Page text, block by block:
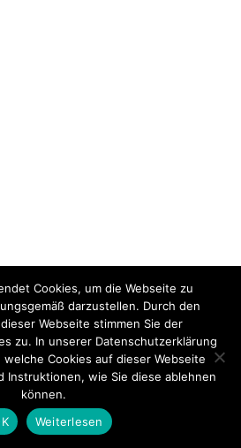
Cookies, um die Webseite zu
darzustellen. Durch den
Webseite stimmen Sie der
zu. In unserer Datenschutzerklärung
Cookies auf dieser Webseite
Instruktionen, wie Sie diese ablehnen
können.
Weiterlesen